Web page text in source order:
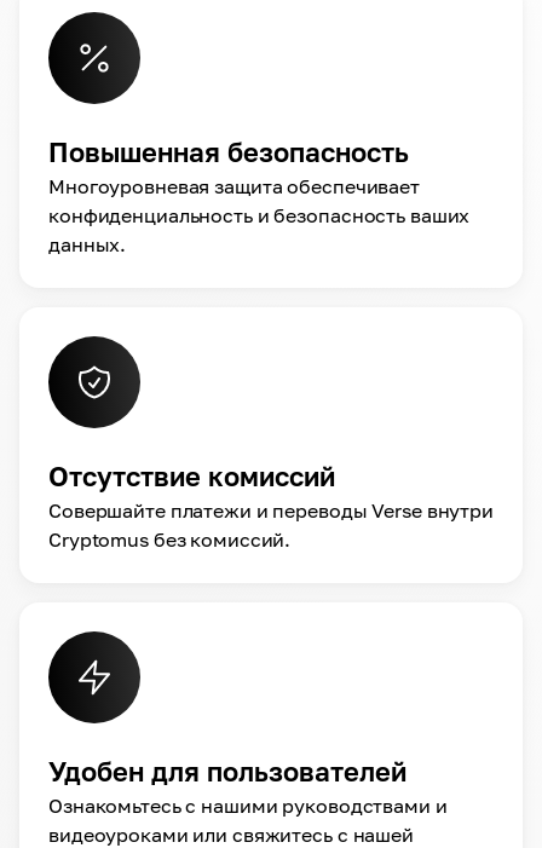
Повышенная безопасность
Многоуровневая защита обеспечивает
конфиденциальность и безопасность ваших
данных.
Отсутствие комиссий
Совершайте платежи и переводы Verse внутри
Cryptomus без комиссий.
Удобен для пользователей
Ознакомьтесь с нашими руководствами и
видеоуроками или свяжитесь с нашей